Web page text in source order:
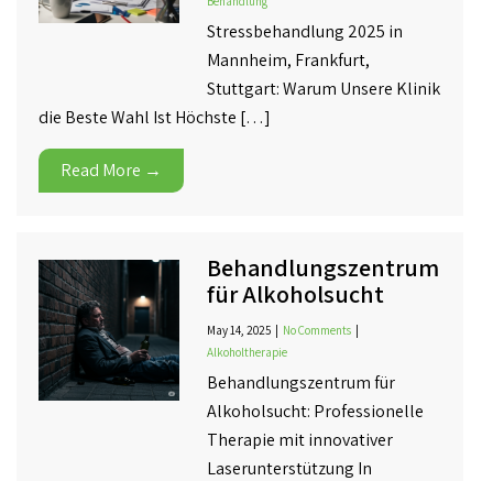
Stressbehandlung 2025 in
Mannheim, Frankfurt,
Stuttgart: Warum Unsere Klinik
die Beste Wahl Ist Höchste […]
Read More →
Behandlungszentrum
für Alkoholsucht
May 14, 2025 No Comments
Alkoholtherapie
Behandlungszentrum für
Alkoholsucht: Professionelle
Therapie mit innovativer
Laserunterstützung In